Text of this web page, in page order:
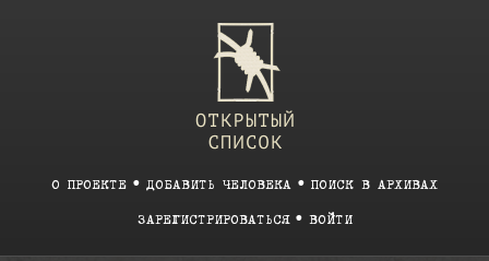
О ПРОЕКТЕ ДОБАВИТЬ ЧЕЛОВЕКА ПОИСК В АРХИВАХ
ЗАРЕГИСТРИРОВАТЬСЯ ВОЙТИ